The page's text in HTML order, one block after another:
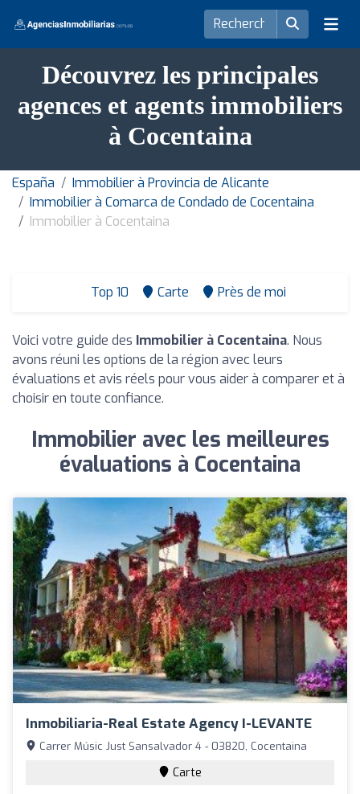
Découvrez les principales
agences et agents immobiliers
à Cocentaina
España
Immobilier à Provincia de Alicante
Immobilier à Comarca de Condado de Cocentaina
Immobilier à Cocentaina
Top 10 Carte Près de moi
Voici votre guide des Immobilier à Cocentaina. Nous
avons réuni les options de la région avec leurs
évaluations et avis réels pour vous aider à comparer et à
choisir en toute confiance.
Immobilier avec les meilleures
évaluations à Cocentaina
Inmobiliaria-Real Estate Agency I-LEVANTE
Carrer Músic Just Sansalvador 4 - 03820, Cocentaina
Carte